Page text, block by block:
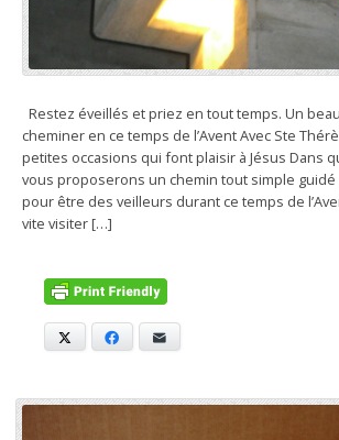
Restez éveillés et priez en tout temps. Un
cheminer en ce temps de l’Avent Avec Ste
petites occasions qui font plaisir à Jésus Dans
vous proposerons un chemin tout simple guidé
pour être des veilleurs durant ce temps de
vite visiter […]
Facebook